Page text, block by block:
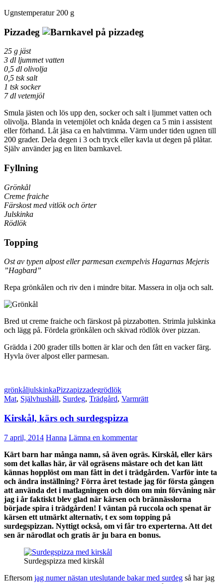
Ugnstemperatur 200 g
Pizzadeg
25 g jäst
3 dl ljummet vatten
0,5 dl olivolja
0,5 tsk salt
1 tsk socker
7 dl vetemjöl
Smula jästen och lös upp den, socker och salt i ljummet vatten och
olivolja. Blanda in vetemjölet och knåda degen ca 5 min i assistent
eller förhand. Låt jäsa ca en halvtimma. Värm under tiden ugnen till
200 grader. Dela degen i 3 och tryck eller kavla ut degen på plåtar.
Själv använder jag en liten barnkavel.
Fyllning
Grönkål
Creme fraiche
Färskost med vitlök och örter
Julskinka
Rödlök
Topping
Ost av typen alpost eller parmesan exempelvis Hagarnas Mejeris
”Hagbard”
Repa grönkålen och riv den i mindre bitar. Massera in olja och salt.
Bred ut creme fraiche och färskost på pizzabotten. Strimla julskinka
och lägg på. Fördela grönkålen och skivad rödlök över pizzan.
Grädda i 200 grader tills botten är klar och den fått en vacker färg.
Hyvla över alpost eller parmesan.
grönkåljulskinkaPizzapizzadegrödlök
Mat, Självhushåll, Surdeg, Trädgård, Varmrätt
Kirskål, kärs och surdegspizza
7 april, 2014 Hanna Lämna en kommentar
Kärt barn har många namn, så även ogräs. Kirskål, eller kärs
som det kallas här, är väl ogräsens mästare och det kan lätt
kännas hopplöst om man fått in det i trädgården. Varför inte ta
och ändra inställning? Förra året testade jag för första gången
att använda det i matlagningen och döm om min förvåning när
jag i år faktiskt blev glad när kärsen och brännässlorna
började spira i trädgården! I väntan på ruccola och spenat är
kärsen ett utmärkt alternativ, t ex som topping på
surdegspizzan. Nyttigt också, om vi får tro experterna. Att det
sen är närodlat och gratis är ju bara en bonus.
Surdegspizza med kirskål
Eftersom jag numer nästan uteslutande bakar med surdeg så har jag